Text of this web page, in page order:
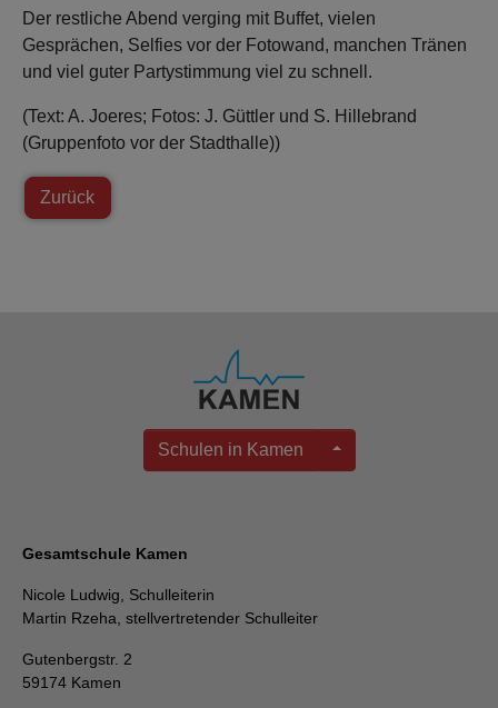
Der restliche Abend verging mit Buffet, vielen
Gesprächen, Selfies vor der Fotowand, manchen Tränen
und viel guter Partystimmung viel zu schnell.
(Text: A. Joeres; Fotos: J. Güttler und S. Hillebrand
(Gruppenfoto vor der Stadthalle))
Zurück
Schulen in Kamen
Gesamtschule Kamen
Nicole Ludwig, Schulleiterin
Martin Rzeha, stellvertretender Schulleiter
Gutenbergstr. 2
59174 Kamen